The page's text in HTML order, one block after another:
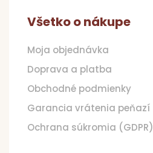
Všetko o nákupe
Moja objednávka
Doprava a platba
Obchodné podmienky
Garancia vrátenia peňazí
Ochrana súkromia (GDPR)